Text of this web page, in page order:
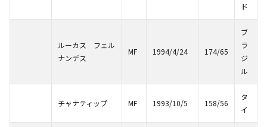
ド
ルーカス フェル
ナンデス
MF 1994/4/24 174/65
ブ
ラ
ジ
ル
チャナティップ MF 1993/10/5 158/56
タ
イ